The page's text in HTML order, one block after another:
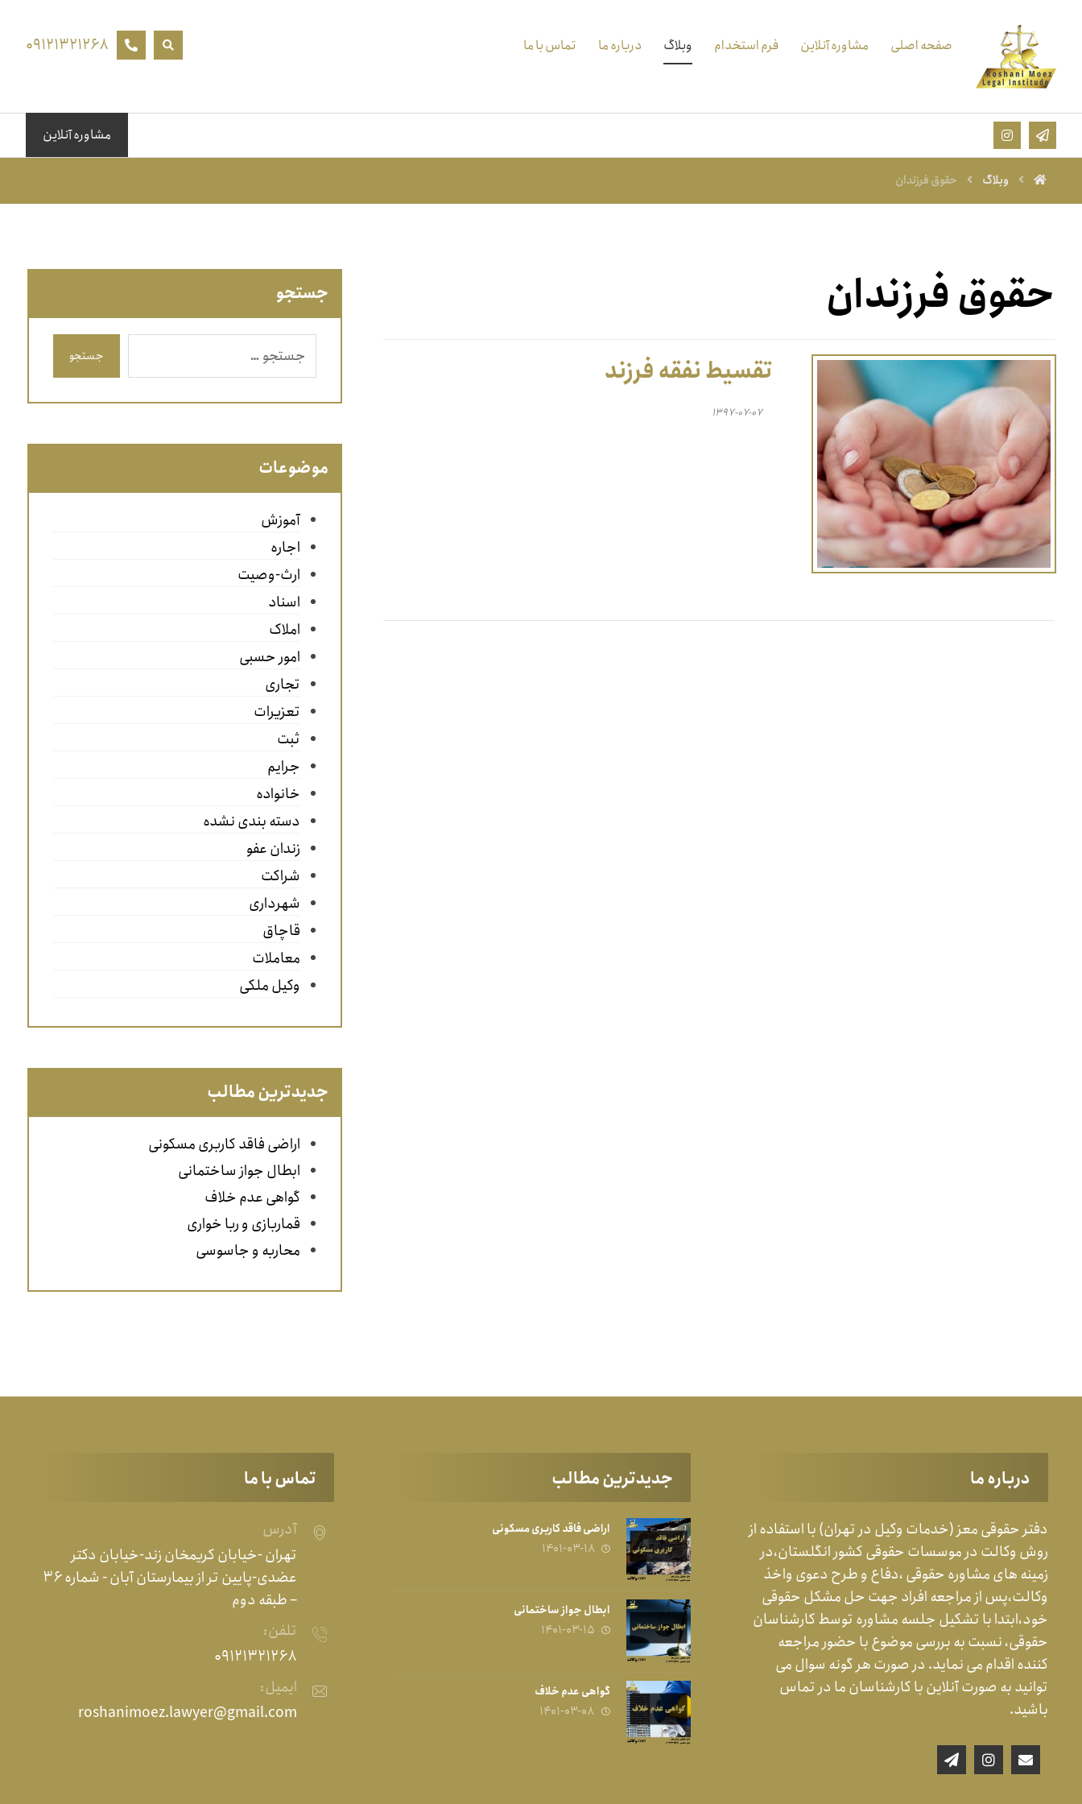
صفحه اصلی مشاوره آنلاین فرم استخدام وبلاگ درباره ما تماس با ما ۰۹۱۲۱۳۲۱۲۶۸
مشاوره آنلاین
وبلاگ حقوق فرزندان
حقوق فرزندان
تقسیط نفقه فرزند
۱۳۹۷-۰۷-۰۷
جستجو
جستجو
موضوعات
آموزش
اجاره
ارث-وصیت
اسناد
املاک
امور حسبی
تجاری
تعزیرات
ثبت
جرایم
خانواده
دسته بندی نشده
زندان عفو
شراکت
شهرداری
قاچاق
معاملات
وکیل ملکی
جدیدترین مطالب
اراضی فاقد کاربری مسکونی
ابطال جواز ساختمانی
گواهی عدم خلاف
قماربازی و ربا خواری
محاربه و جاسوسی
درباره ما
دفتر حقوقی معز (خدمات وکیل در تهران) با استفاده از
روش وکالت در موسسات حقوقی کشور انگلستان،در
زمینه های مشاوره حقوقی ،دفاع و طرح دعوی واخذ
وکالت،پس از مراجعه افراد جهت حل مشکل حقوقی
خود،ابتدا با تشکیل جلسه مشاوره توسط کارشناسان
حقوقی، نسبت به بررسی موضوع با حضور مراجعه
کننده اقدام می نماید. در صورت هر گونه سوال می
توانید به صورت آنلاین با کارشناسان ما در تماس
باشید.
جدیدترین مطالب
اراضی فاقد کاربری مسکونی
۱۴۰۱-۰۳-۱۸
ابطال جواز ساختمانی
۱۴۰۱-۰۳-۱۵
گواهی عدم خلاف
۱۴۰۱-۰۳-۰۸
تماس با ما
آدرس
تهران -خیابان کریمخان زند-خیابان دکتر
عضدی-پایین تر از بیمارستان آبان - شماره ۳۶
– طبقه دوم
تلفن:
۰۹۱۲۱۳۲۱۲۶۸
ایمیل:
roshanimoez.lawyer@gmail.com